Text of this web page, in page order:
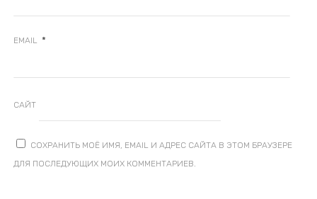
EMAIL *
САЙТ
СОХРАНИТЬ МОЁ ИМЯ, EMAIL И АДРЕС САЙТА В ЭТОМ БРАУЗЕРЕ
ДЛЯ ПОСЛЕДУЮЩИХ МОИХ КОММЕНТАРИЕВ.